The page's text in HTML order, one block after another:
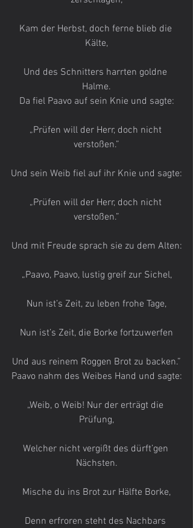
Kam der Herbst, doch ferne blieb die
Kälte,
Und des Schnitters harrten goldne
Halme.
Da fiel Paavo auf sein Knie und sagte:
„Prüfen will der Herr, doch nicht
verstoßen.”
Und sein Weib fiel auf ihr Knie und sagte:
„Prüfen will der Herr, doch nicht
verstoßen.”
Und mit Freude sprach sie zu dem Alten:
„Paavo, Paavo, lustig greif zur Sichel,
Nun ist’s Zeit, zu leben frohe Tage,
Nun ist’s Zeit, die Borke fortzuwerfen
Und aus reinem Roggen Brot zu backen.”
Paavo nahm des Weibes Hand und sagte:
„Weib, o Weib! Nur der erträgt die
Prüfung,
Welcher nicht vergißt des dürft’gen
Nächsten.
Mische du ins Brot zur Hälfte Borke,
Denn erfroren steht des Nachbars